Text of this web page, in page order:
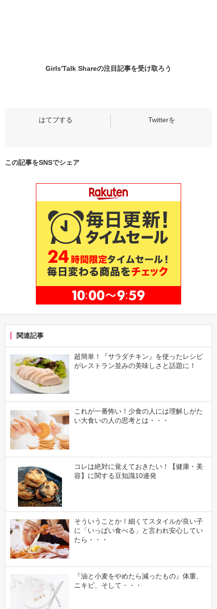
Girls'Talk Shareの注目記事を受け取ろう
この記事をSNSでシェア
関連記事
超簡単！『サラダチキン』を使ったレシピ
がレストラン並みの美味しさと話題に！
これが一番怖い！少食の人には理解しがた
い大食いの人の思考とは・・・
コレは絶対に覚えておきたい！【健康・美
容】に関する豆知識10連発
そういうことか！細くてスタイルが良い子
に「いっぱい食べる」と言われ安心してい
たら・・・
『油と小麦をやめたら減ったもの』体重、
ニキビ、そして・・・